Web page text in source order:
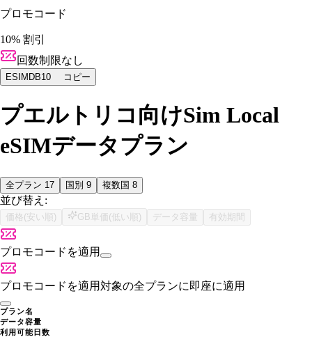
プロモコード
10% 割引
回数制限なし
ESIMDB10 コピー
プエルトリコ向けSim Local
eSIMデータプラン
全プラン 17 国別 9 複数国 8
並び替え:
価格(安い順) GB単価(低い順) データ容量 有効期間
プロモコードを適用
プロモコードを適用対象の全プランに即座に適用
プラン名
データ容量
利用可能日数